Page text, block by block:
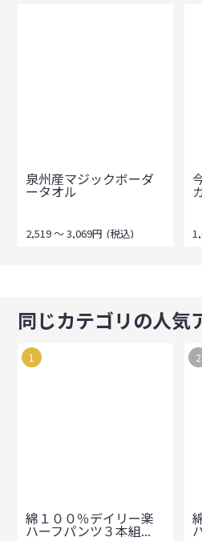
泉州産マジックボーダ
ータオル
2,519～3,069円 (税込)
同じカテゴリの人気
1
綿１００％デイリー楽
ハーフパンツ３本組...
2